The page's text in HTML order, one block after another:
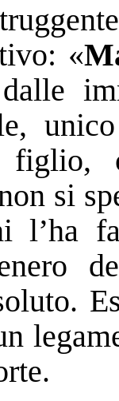
«
si
l’ha